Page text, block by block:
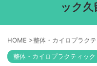
ック久
HOME >整体・カイロプラク
整体・カイロプラクティック